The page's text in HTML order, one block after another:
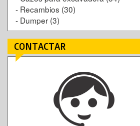
- Recambios (30)
- Dumper (3)
CONTACTAR